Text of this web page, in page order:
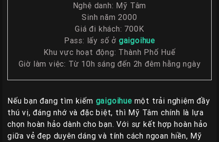
Huế
Gọi
Huế
Kiểm
Định
Nghệ danh: Mỹ Tâm
Sinh năm 2000
Giá đi khách: 700K
Pass: lấy số ở gaigoihue
Khu vực hoạt động: Thành Phố Huế
Giờ làm việc: Từ 10h sáng đến 2h đêm hằng ngày
Nếu bạn đang tìm kiếm gaigoihuemột trải nghiệm đầy
thú vị, đáng nhớ và đặc biệt, thì Mỹ Tâm chính là lựa
chọn hoàn hảo dành cho bạn. Với sự kết hợp hoàn hảo
giữa vẻ đẹp duyên dáng và tính cách ngoan hiền, Mỹ